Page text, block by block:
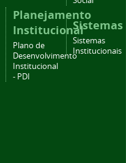
Planejamento
Institucional
Plano de
Desenvolvimento
Institucional
- PDI
Sistemas
Sistemas
Institucionais